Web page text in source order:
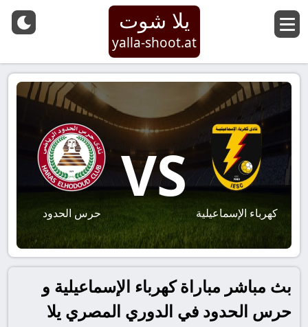
يلا شوت
yalla-shoot.at
كهرباء الإسماعيلية
VS
حرس الحدود
بث مباشر مباراة كهرباء الإسماعيلية و
حرس الحدود في الدوري المصري يلا